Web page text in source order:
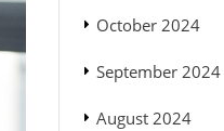
October 2024
September 2024
August 2024